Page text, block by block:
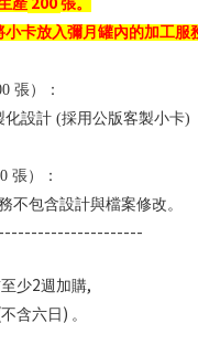
產
張。
卡放入彌月罐內的加工服
張）：
設計 (採用公版客製小卡)
張）：
不包含設計與檔案修改。
少2週加購,
不含六日 ) 。